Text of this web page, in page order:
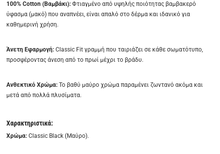
100% Cotton (Βαμβάκι): Φτιαγμένο από υψηλής ποιότητας βαμβακερό
ύφασμα (μακό) που αναπνέει, είναι απαλό στο δέρμα και ιδανικό για
καθημερινή χρήση.
Άνετη Εφαρμογή: Classic Fit γραμμή που ταιριάζει σε κάθε σωματότυπο,
προσφέροντας άνεση από το πρωί μέχρι το βράδυ.
Ανθεκτικό Χρώμα: Το βαθύ μαύρο χρώμα παραμένει ζωντανό ακόμα και
μετά από πολλά πλυσίματα.
Χαρακτηριστικά:
Χρώμα: Classic Black (Μαύρο).